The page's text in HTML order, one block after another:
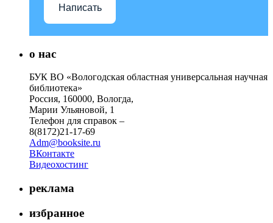
Написать
о нас
БУК ВО «Вологодская областная универсальная научная
библиотека»
Россия, 160000, Вологда,
Марии Ульяновой, 1
Телефон для справок –
8(8172)21-17-69
Adm@booksite.ru
ВКонтакте
Видеохостинг
реклама
избранное